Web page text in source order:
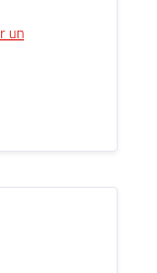
un